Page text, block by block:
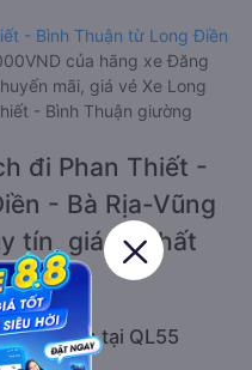
- Bình Thuận từ Long Điền
của hãng xe Đăng
mãi, giá vé Xe Long
- Bình Thuận giường
đi Phan Thiết -
- Bà Rịa-Vũng
tín, giá rẻ nhất
khởi hành tại QL55